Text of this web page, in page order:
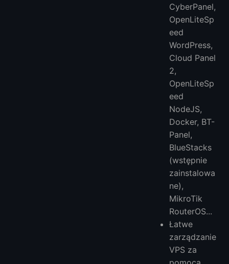
CyberPanel,
OpenLiteSp
eed ​​
WordPress,
Cloud Panel
2,
OpenLiteSp
eed ​​
NodeJS,
Docker, BT-
Panel,
BlueStacks
(wstępnie
zainstalowa
ne),
MikroTik
RouterOS...
Łatwe
zarządzanie
VPS za